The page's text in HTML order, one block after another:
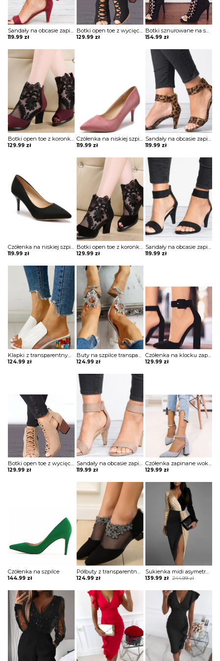
Sandały na obcasie zapinane wokół kostki
119.99 zł
Botki open toe z wycięciami i paskami na przodzie
129.99 zł
Botki sznurowane na szpilce
154.99 zł
Botki open toe z koronkowymi wstawkami
129.99 zł
Czółenka na niskiej szpilce
119.99 zł
Sandały na obcasie zapinane wokół kostki
119.99 zł
Czółenka na niskiej szpilce
119.99 zł
Botki open toe z koronkowymi wstawkami
129.99 zł
Sandały na obcasie zapinane wokół kostki
119.99 zł
Klapki z transparentnymi wstawkami obcasami wysadzanymi kamieniami
124.99 zł
Buty na szpilce transparentne
124.99 zł
Czółenka na klocku zapinane wokół kostki
129.99 zł
Botki open toe z wycięciami i paskami na przodzie
129.99 zł
Sandały na obcasie zapinane wokół kostki
119.99 zł
Czółenka zapinane wokół kostki z perełkami
129.99 zł
Czółenka na szpilce
144.99 zł
Półbuty z transparentnymi wstawkami i cyrkoniowymi kwiatami
124.99 zł
Sukienka midi asymetryczna dwukolorowa
244.99zł
Original
was:
244.99 zł.
139.99 zł
Current
is:
139.99 zł.